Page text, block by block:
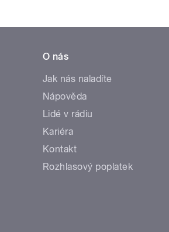
O nás
Jak nás naladíte
Nápověda
Lidé v rádiu
Kariéra
Kontakt
Rozhlasový poplatek